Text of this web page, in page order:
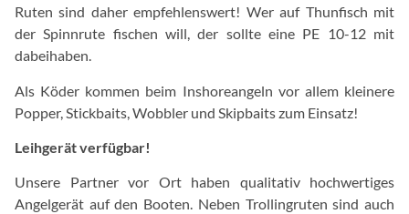
Ruten sind daher empfehlenswert! Wer auf Thunfisch mit
der Spinnrute fischen will, der sollte eine PE 10-12 mit
dabeihaben.
Als Köder kommen beim Inshoreangeln vor allem kleinere
Popper, Stickbaits, Wobbler und Skipbaits zum Einsatz!
Leihgerät verfügbar!
Unsere Partner vor Ort haben qualitativ hochwertiges
Angelgerät auf den Booten. Neben Trollingruten sind auch